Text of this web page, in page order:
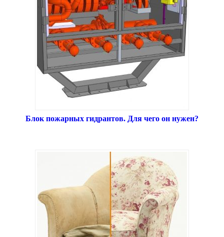
Блок пожарных гидрантов. Для чего он нужен?